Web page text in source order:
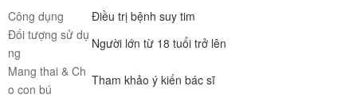
Công dụng
Điều trị bệnh suy tim
Đối tượng sử dụ
ng
Người lớn từ 18 tuổi trở lên
Mang thai & Ch
o con bú
Tham khảo ý kiến bác sĩ